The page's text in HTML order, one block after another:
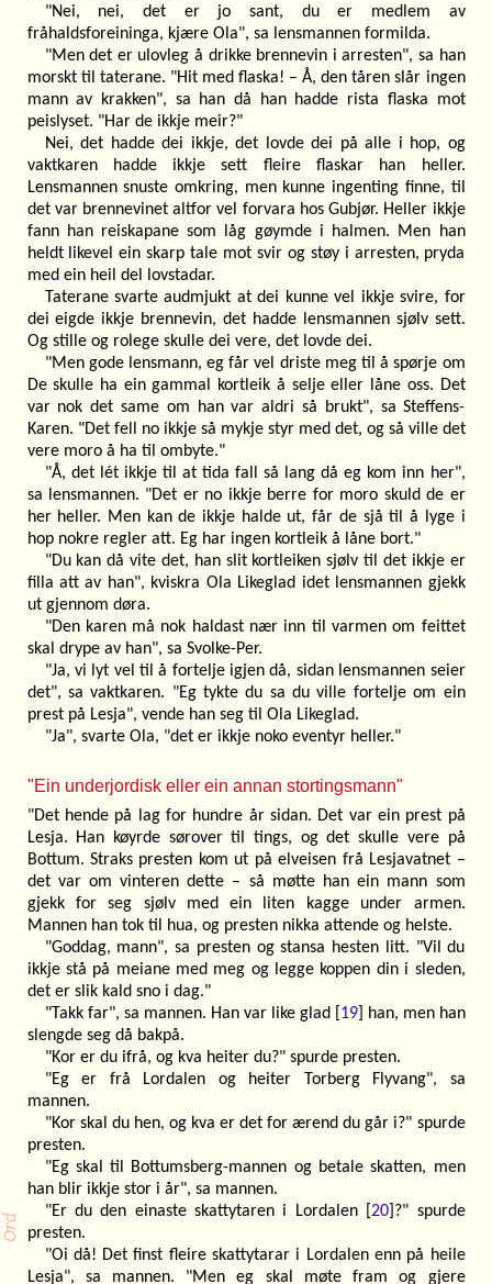
"Nei, nei, det er jo sant, du er medlem av
fråhaldsforeininga, kjære Ola", sa lensmannen formilda.
"Men det er ulovleg å drikke brennevin i arresten", sa han
morskt til taterane. "Hit med flaska! – Å, den tåren slår ingen
mann av krakken", sa han då han hadde rista flaska mot
peislyset. "Har de ikkje meir?"
Nei, det hadde dei ikkje, det lovde dei på alle i hop, og
vaktkaren hadde ikkje sett fleire flaskar han heller.
Lensmannen snuste omkring, men kunne ingenting finne, til
det var brennevinet altfor vel forvara hos Gubjør. Heller ikkje
fann han reiskapane som låg gøymde i halmen. Men han
heldt likevel ein skarp tale mot svir og støy i arresten, pryda
med ein heil del lovstadar.
Taterane svarte audmjukt at dei kunne vel ikkje svire, for
dei eigde ikkje brennevin, det hadde lensmannen sjølv sett.
Og stille og rolege skulle dei vere, det lovde dei.
"Men gode lensmann, eg får vel driste meg til å spørje om
De skulle ha ein gammal kortleik å selje eller låne oss. Det
var nok det same om han var aldri så brukt", sa Steffens-
Karen. "Det fell no ikkje så mykje styr med det, og så ville det
vere moro å ha til ombyte."
"Å, det lét ikkje til at tida fall så lang då eg kom inn her",
sa lensmannen. "Det er no ikkje berre for moro skuld de er
her heller. Men kan de ikkje halde ut, får de sjå til å lyge i
hop nokre regler att. Eg har ingen kortleik å låne bort."
"Du kan då vite det, han slit kortleiken sjølv til det ikkje er
filla att av han", kviskra Ola Likeglad idet lensmannen gjekk
ut gjennom døra.
"Den karen må nok haldast nær inn til varmen om feittet
skal drype av han", sa Svolke-Per.
"Ja, vi lyt vel til å fortelje igjen då, sidan lensmannen seier
det", sa vaktkaren. "Eg tykte du sa du ville fortelje om ein
prest på Lesja", vende han seg til Ola Likeglad.
"Ja", svarte Ola, "det er ikkje noko eventyr heller."
"Ein underjordisk eller ein annan stortingsmann"
"Det hende på lag for hundre år sidan. Det var ein prest på
Lesja. Han køyrde sørover til tings, og det skulle vere på
Bottum. Straks presten kom ut på elveisen frå Lesjavatnet –
det var om vinteren dette – så møtte han ein mann som
gjekk for seg sjølv med ein liten kagge under armen.
Mannen han tok til hua, og presten nikka attende og helste.
"Goddag, mann", sa presten og stansa hesten litt. "Vil du
ikkje stå på meiane med meg og legge koppen din i sleden,
det er slik kald sno i dag."
"Takk far", sa mannen. Han var like glad [ 19] han, men han
slengde seg då bakpå.
"Kor er du ifrå, og kva heiter du?" spurde presten.
"Eg er frå Lordalen og heiter Torberg Flyvang", sa
mannen.
"Kor skal du hen, og kva er det for ærend du går i?" spurde
presten.
"Eg skal til Bottumsberg-mannen og betale skatten, men
han blir ikkje stor i år", sa mannen.
"Er du den einaste skattytaren i Lordalen [20 ]?" spurde
presten.
"Oi då! Det finst fleire skattytarar i Lordalen enn på heile
Lesja", sa mannen. "Men eg skal møte fram og gjere